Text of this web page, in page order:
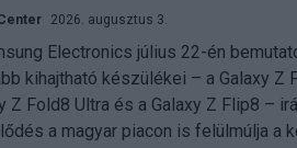
2026. augusztus 3.
Electronics július 22-én
kihajtható készülékei – a Galaxy Z
Z Fold8 Ultra és a Galaxy Z Flip8 –
a magyar piacon is felülmúlja a